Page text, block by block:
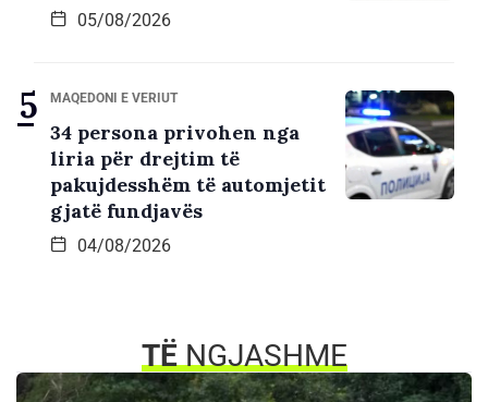
05/08/2026
MAQEDONI E VERIUT
34 persona privohen nga
liria për drejtim të
pakujdesshëm të automjetit
gjatë fundjavës
04/08/2026
TËNGJASHME